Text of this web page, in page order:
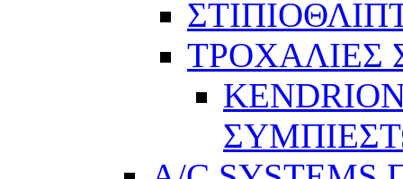
ΤΡΟΧΑΛΙΕΣ